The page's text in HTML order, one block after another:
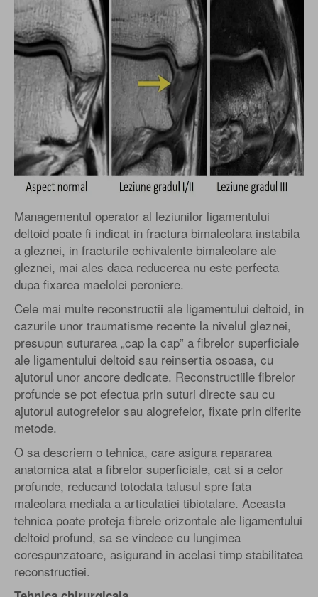
Managementul operator al leziunilor ligamentului
deltoid poate fi indicat in fractura bimaleolara instabila
a gleznei, in fracturile echivalente bimaleolare ale
gleznei, mai ales daca reducerea nu este perfecta
dupa fixarea maelolei peroniere.
Cele mai multe reconstructii ale ligamentului deltoid, in
cazurile unor traumatisme recente la nivelul gleznei,
presupun suturarea „cap la cap” a fibrelor superficiale
ale ligamentului deltoid sau reinsertia osoasa, cu
ajutorul unor ancore dedicate. Reconstructiile fibrelor
profunde se pot efectua prin suturi directe sau cu
ajutorul autogrefelor sau alogrefelor, fixate prin diferite
metode.
O sa descriem o tehnica, care asigura repararea
anatomica atat a fibrelor superficiale, cat si a celor
profunde, reducand totodata talusul spre fata
maleolara mediala a articulatiei tibiotalare. Aceasta
tehnica poate proteja fibrele orizontale ale ligamentului
deltoid profund, sa se vindece cu lungimea
corespunzatoare, asigurand in acelasi timp stabilitatea
reconstructiei.